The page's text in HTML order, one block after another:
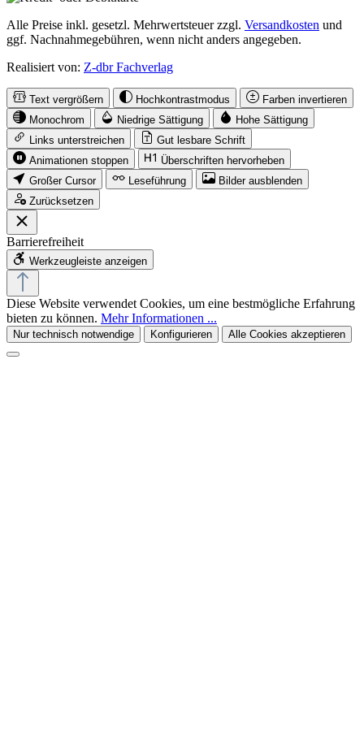
Alle Preise inkl. gesetzl. Mehrwertsteuer zzgl. Versandkosten und
ggf. Nachnahmegebühren, wenn nicht anders angegeben.
Realisiert von: Z-dbr Fachverlag
Text vergrößern Hochkontrastmodus
Farben invertieren
Monochrom
Niedrige Sättigung
Hohe Sättigung
Links unterstreichen
Gut lesbare Schrift
Animationen stoppen
Überschriften hervorheben
Großer Cursor
Leseführung
Bilder ausblenden
Zurücksetzen
Barrierefreiheit
Werkzeugleiste anzeigen
Diese Website verwendet Cookies, um eine bestmögliche Erfahrung
bieten zu können. Mehr Informationen ...
Nur technisch notwendige Konfigurieren Alle Cookies akzeptieren